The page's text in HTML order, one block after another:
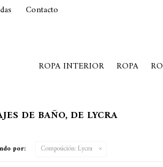
ROPA INTERIOR ROPA
Contacto
DE BAÑO, DE LYCRA
por: Composición:Lycra